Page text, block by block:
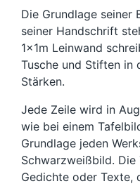
Die Grundlage seiner
seiner Handschrift
1x1m Leinwand
Tusche und Stiften in
Stärken.
Jede Zeile wird in
wie bei einem
Grundlage jeden
Schwarzweißbild.
Gedichte oder Texte,